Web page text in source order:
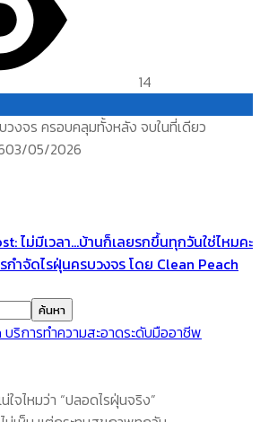
14
วงจร ครอบคลุมทั้งหลัง จบในที่เดียว
03/05/2026
ไม่มีเวลา…บ้านก็เลยรกขึ้นทุกวันใช่ไหมคะ
กำจัดไรฝุ่นครบวงจร โดย Clean Peach
ค้นหา